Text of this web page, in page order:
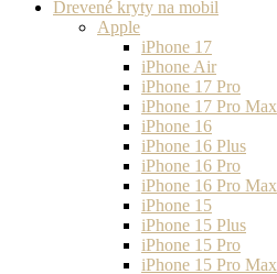
Drevené kryty na mobil
Apple
iPhone 17
iPhone Air
iPhone 17 Pro
iPhone 17 Pro Max
iPhone 16
iPhone 16 Plus
iPhone 16 Pro
iPhone 16 Pro Max
iPhone 15
iPhone 15 Plus
iPhone 15 Pro
iPhone 15 Pro Max